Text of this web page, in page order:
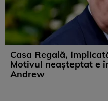
Casa Regală,
Motivul neașteptat e
Andrew